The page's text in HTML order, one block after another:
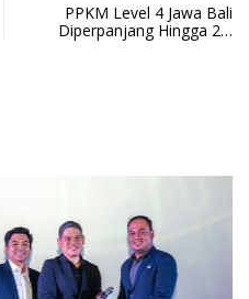
PPKM Level 4 Jawa Bali
Diperpanjang Hingga 2…